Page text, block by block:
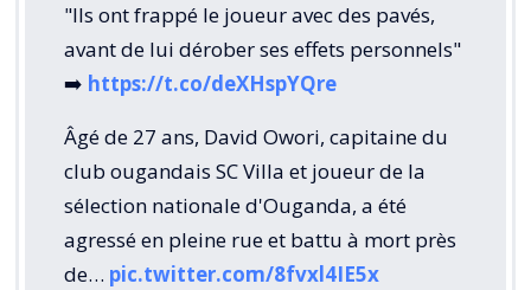
"Ils ont frappé le joueur avec des pavés,
avant de lui dérober ses effets personnels"
➡️ https://t.co/deXHspYQre
Âgé de 27 ans, David Owori, capitaine du
club ougandais SC Villa et joueur de la
sélection nationale d'Ouganda, a été
agressé en pleine rue et battu à mort près
de… pic.twitter.com/8fvxl4IE5x